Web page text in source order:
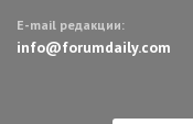
E-mail редакции:
info@forumdaily.com